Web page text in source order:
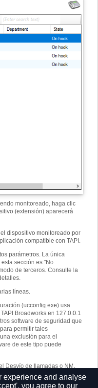
monitoreado, haga clic
(extensión) aparecerá
dispositivo monitoreado por
compatible con TAPI.
parámetros. La única
sección es "No
de terceros. Consulte la
líneas.
(ucconfig.exe) usa
Broadworks en 127.0.0.1
software de seguridad que
permitir tales
exclusión para el
de este tipo puede
Desvío de llamadas o NM.
necesita soporte para estas
experience and analyse
you agree to our